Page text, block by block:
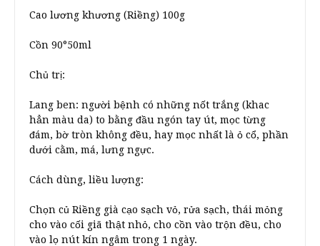
Cao lương khương (Riềng) 100g
Cồn 90°50ml
Chủ trị:
Lang ben: người bệnh có những nốt trắng (khac
hẳn màu da) to bằng đầu ngón tay út, mọc từng
đám, bờ tròn không đều, hay mọc nhất là ỏ cổ, phần
dưới cằm, má, lưng ngực.
Cách dùng, liều lượng:
Chọn củ Riềng già cạo sạch vỏ, rửa sạch, thái mỏng
cho vào cối giã thật nhỏ, cho cồn vào trộn đều, cho
vào lọ nút kín ngâm trong 1 ngày.